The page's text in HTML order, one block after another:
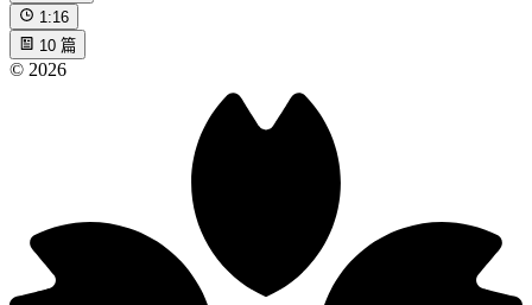
1:16
10 篇
© 2026